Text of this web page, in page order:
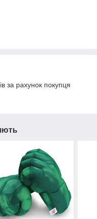
за рахунок покупця